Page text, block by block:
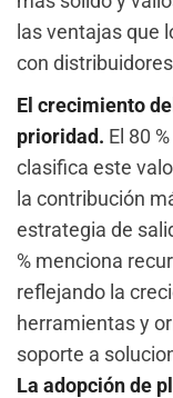
las ventajas que
con
El crecimiento
prioridad. El 80
clasifica este
la contribución
estrategia de
% menciona
reflejando la
herramientas y
soporte a
La adopción de